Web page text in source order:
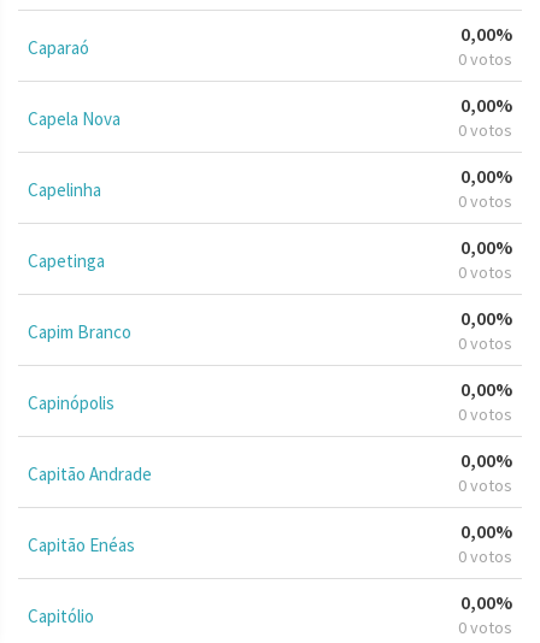
Caparaó
0,00%
0 votos
Capela Nova
0,00%
0 votos
Capelinha
0,00%
0 votos
Capetinga
0,00%
0 votos
Capim Branco
0,00%
0 votos
Capinópolis
0,00%
0 votos
Capitão Andrade
0,00%
0 votos
Capitão Enéas
0,00%
0 votos
Capitólio
0,00%
0 votos